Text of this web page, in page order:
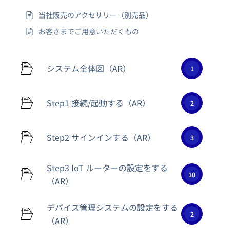
当社販売のアクセサリー（別売品）
お客さまでご用意いただくもの
システム全体図（AR） 1
Step1 接続/起動する（AR） 2
Step2 サインインする（AR） 3
Step3 IoT ルーターの設定をする
（AR）
10
デバイス管理システムの設定をする
（AR）
2